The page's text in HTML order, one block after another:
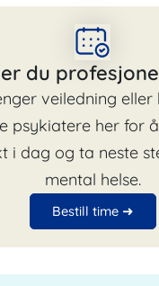
du
veiledning eller
psykiatere her for
i dag og ta neste
mental helse.
Bestill time ➜